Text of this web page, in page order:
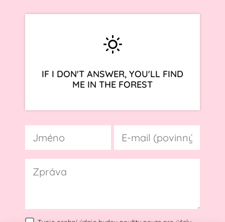
IF I DON'T ANSWER, YOU'LL FIND
ME IN THE FOREST